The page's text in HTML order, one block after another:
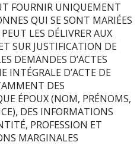
FOURNIR UNIQUEMENT
QUI SE SONT MARIÉES
LES DÉLIVRER AUX
SUR JUSTIFICATION DE
DEMANDES D’ACTES
INTÉGRALE D’ACTE DE
DES
ÉPOUX (NOM, PRÉNOMS,
DES INFORMATIONS
PROFESSION ET
MARGINALES